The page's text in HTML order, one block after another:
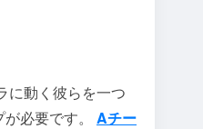
に動く彼らを一つ
必要です。 Aチー